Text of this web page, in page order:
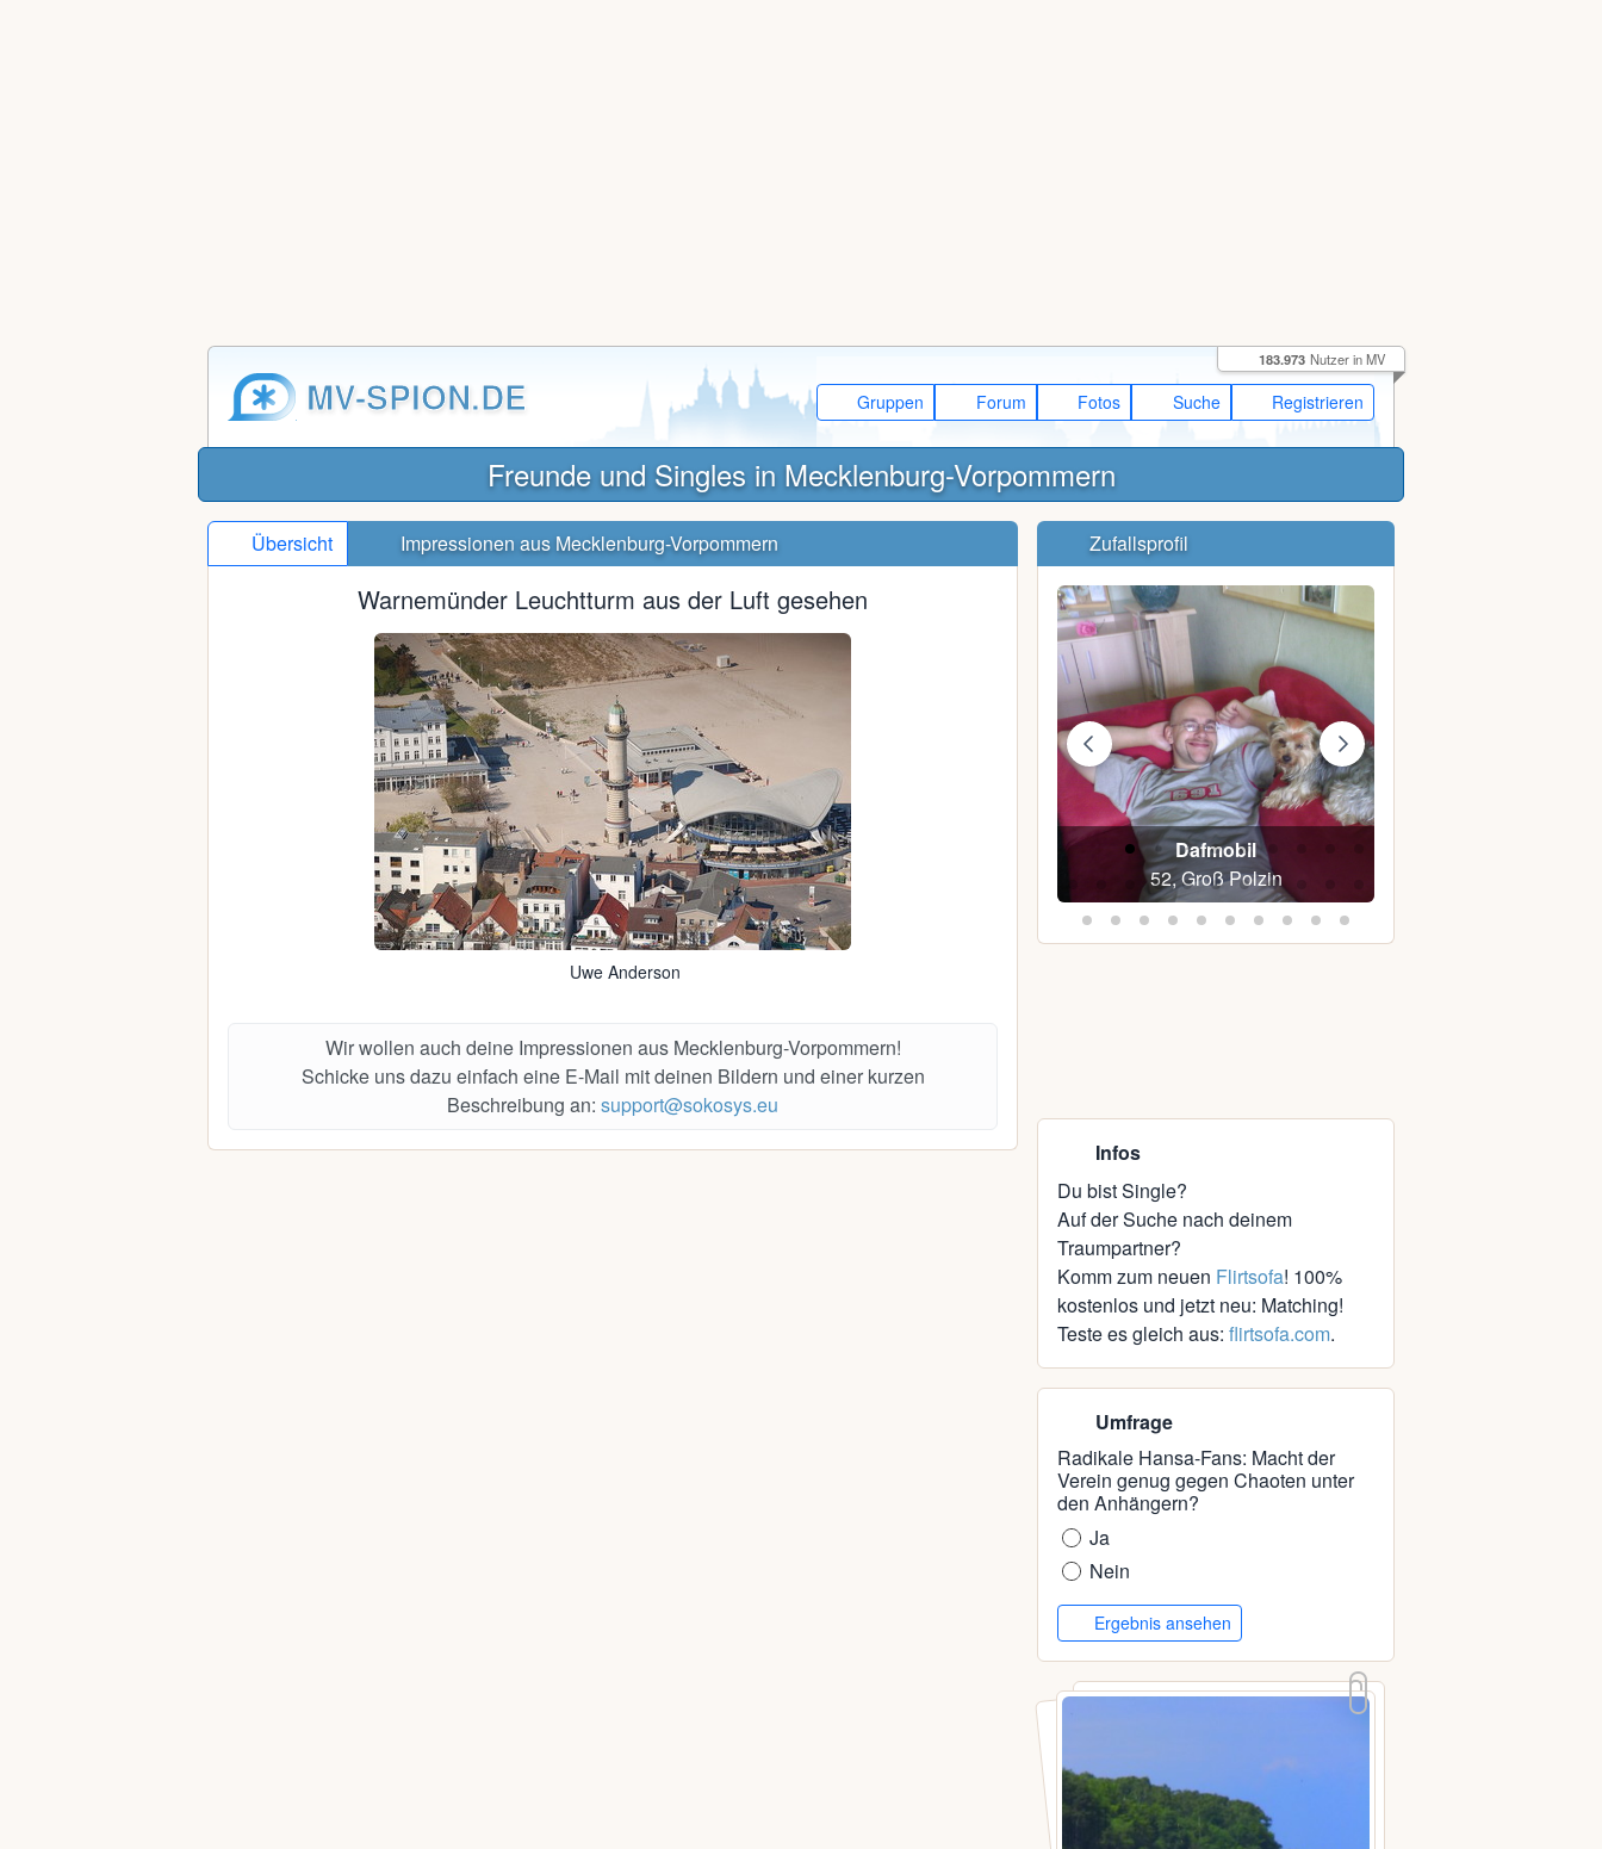
MV-SPION.DE Gruppen Forum Fotos Suche Registrieren
183.973 Nutzer in MV
Freunde und Singles in Mecklenburg-Vorpommern
Übersicht Impressionen aus Mecklenburg-Vorpommern
Warnemünder Leuchtturm aus der Luft gesehen
Uwe Anderson
Wir wollen auch deine Impressionen aus Mecklenburg-Vorpommern!
Schicke uns dazu einfach eine E-Mail mit deinen Bildern und einer kurzen
Beschreibung an: support@sokosys.eu
Zufallsprofil
Dafmobil
52, Groß Polzin
Infos
Du bist Single?
Auf der Suche nach deinem
Traumpartner?
Komm zum neuen Flirtsofa! 100%
kostenlos und jetzt neu: Matching!
Teste es gleich aus: flirtsofa.com.
Umfrage
Radikale Hansa-Fans: Macht der
Verein genug gegen Chaoten unter
den Anhängern?
Ja
Nein
Ergebnis ansehen